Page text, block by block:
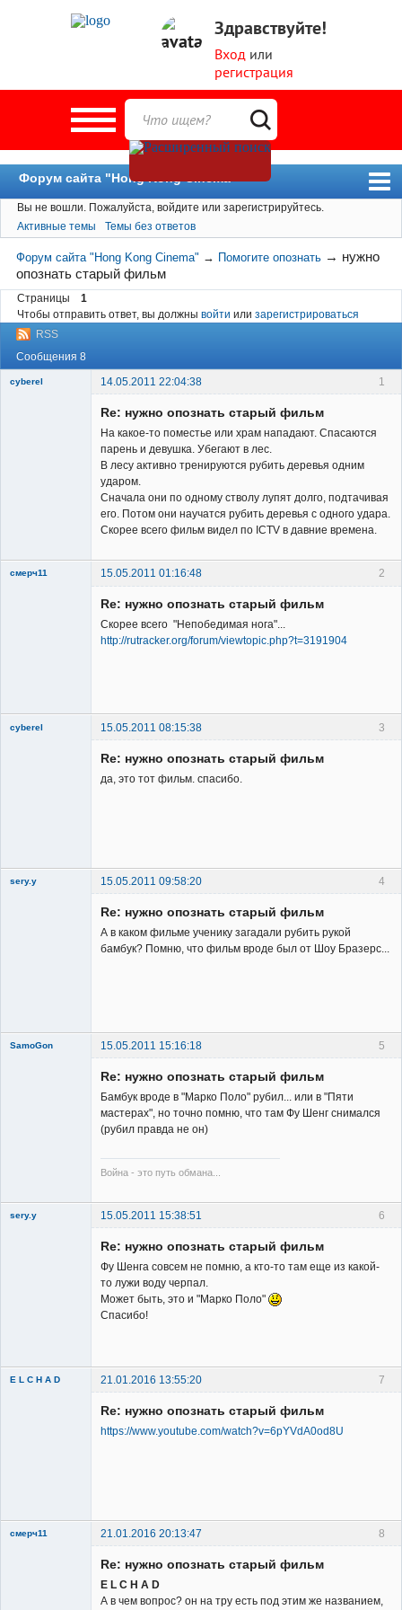
Здравствуйте!
Вход или
регистрация
Форум сайта "Hong Kong Cinema"
Форум
Новости
Пользователи
Поиск
Вы не вошли. Пожалуйста, войдите или зарегистрируйтесь.
Активные темы
Темы без ответов
Форум сайта "Hong Kong Cinema" → Помогите опознать → нужно
опознать старый фильм
Страницы
1
Чтобы отправить ответ, вы должны войти или зарегистрироваться
RSS
Сообщения 8
1
cyberel
14.05.2011 22:04:38
Re: нужно опознать старый фильм
На какое-то поместье или храм нападают. Спасаются
парень и девушка. Убегают в лес.
В лесу активно тренируются рубить деревья одним
ударом.
Сначала они по одному стволу лупят долго, подтачивая
его. Потом они научатся рубить деревья с одного удара.
Скорее всего фильм видел по ICTV в давние времена.
2
смерч11
15.05.2011 01:16:48
Re: нужно опознать старый фильм
Скорее всего "Непобедимая нога"...
http://rutracker.org/forum/viewtopic.php?t=3191904
3
cyberel
15.05.2011 08:15:38
Re: нужно опознать старый фильм
да, это тот фильм. спасибо.
4
sery.y 15.05.2011 09:58:20
Re: нужно опознать старый фильм
А в каком фильме ученику загадали рубить рукой
бамбук? Помню, что фильм вроде был от Шоу Бразерс...
5
SamoGon 15.05.2011 15:16:18
Re: нужно опознать старый фильм
Бамбук вроде в "Марко Поло" рубил... или в "Пяти
мастерах", но точно помню, что там Фу Шенг снимался
(рубил правда не он)
Война - это путь обмана...
6
sery.y 15.05.2011 15:38:51
Re: нужно опознать старый фильм
Фу Шенга совсем не помню, а кто-то там еще из какой-
то лужи воду черпал.
Может быть, это и "Марко Поло"
Спасибо!
7
E L C H A D
21.01.2016 13:55:20
Re: нужно опознать старый фильм
https://www.youtube.com/watch?v=6pYVdA0od8U
8
смерч11
21.01.2016 20:13:47
Re: нужно опознать старый фильм
E L C H A D
А в чем вопрос? он на тру есть под этим же названием,